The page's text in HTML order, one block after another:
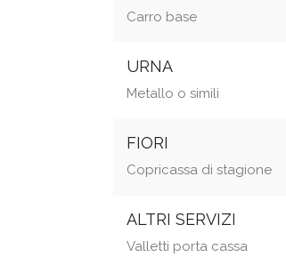
Carro base
URNA
Metallo o simili
FIORI
Copricassa di stagione
ALTRI SERVIZI
Valletti porta cassa